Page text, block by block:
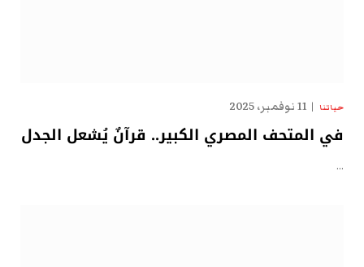
حياتنا 11 نوفمبر، 2025
في المتحف المصري الكبير.. قرآنٌ يُشعل الجدل
…